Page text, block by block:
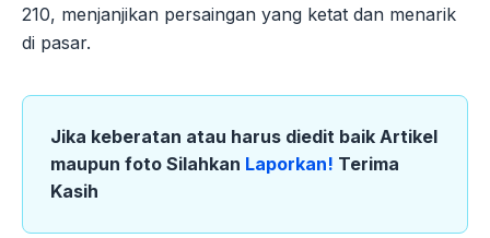
210, menjanjikan persaingan yang ketat dan menarik
di pasar.
Jika keberatan atau harus diedit baik Artikel
maupun foto Silahkan Laporkan! Terima
Kasih